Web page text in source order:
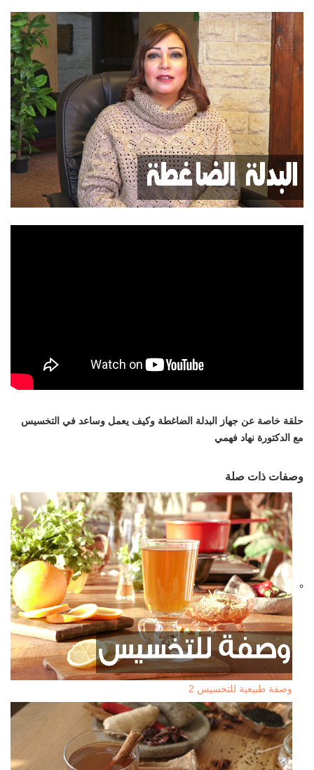
حلقة خاصة عن جهاز البدلة الضاغطة وكيف يعمل وساعد في التخسيس
مع الدكتورة نهاد فهمي
وصفات ذات صلة
وصفة طبيعية للتخسيس 2